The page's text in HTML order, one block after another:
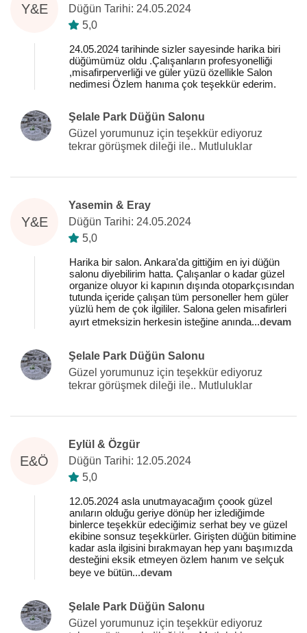
Y&E
Düğün Tarihi: 24.05.2024
5,0
24.05.2024 tarihinde sizler sayesinde harika biri
düğümümüz oldu .Çalışanların profesyonelliği
,misafirperverliği ve güler yüzü özellikle Salon
nedimesi Özlem hanıma çok teşekkür ederim.
Şelale Park Düğün Salonu
Güzel yorumunuz için teşekkür ediyoruz
tekrar görüşmek dileği ile.. Mutluluklar
Y&E
Yasemin & Eray
Düğün Tarihi: 24.05.2024
5,0
Harika bir salon. Ankara'da gittiğim en iyi düğün
salonu diyebilirim hatta. Çalışanlar o kadar güzel
organize oluyor ki kapının dışında otoparkçısından
tutunda içeride çalışan tüm personeller hem güler
yüzlü hem de çok ilgililer. Salona gelen misafirleri
ayırt etmeksizin herkesin isteğine anında...devam
Şelale Park Düğün Salonu
Güzel yorumunuz için teşekkür ediyoruz
tekrar görüşmek dileği ile.. Mutluluklar
E&Ö
Eylül & Özgür
Düğün Tarihi: 12.05.2024
5,0
12.05.2024 asla unutmayacağım çoook güzel
anıların olduğu geriye dönüp her izlediğimde
binlerce teşekkür edeciğimiz serhat bey ve güzel
ekibine sonsuz teşekkürler. Girişten düğün bitimine
kadar asla ilgisini bırakmayan hep yanı başımızda
desteğini eksik etmeyen özlem hanım ve selçuk
beye ve bütün...devam
Şelale Park Düğün Salonu
Güzel yorumunuz için teşekkür ediyoruz